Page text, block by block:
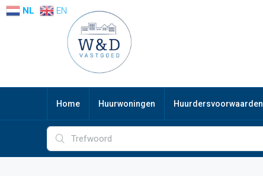
Home Huurwoningen Huurdersvoorwaarden
NL EN